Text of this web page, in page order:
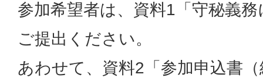
参加希望者は、資料1「守秘義
ご提出ください。
あわせて、資料2「参加申込書